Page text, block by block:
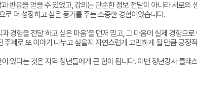
반응을 얻을 수 있었고, 강의는 단순한 정보 전달이 아니라 서로의
로 더 성장하고 싶은 동기를 주는 소중한 경험이었습니다.
험을 전달 하고 싶은 마음’을 먼저 믿고, 그 마음이 실제 경험으
제로 또 이야기 나누고 싶을지 자연스럽게 고민하게 될 만큼 긍정
있다는 것은 지역 청년들에게 큰 힘이 됩니다. 이번 청년강사 클래